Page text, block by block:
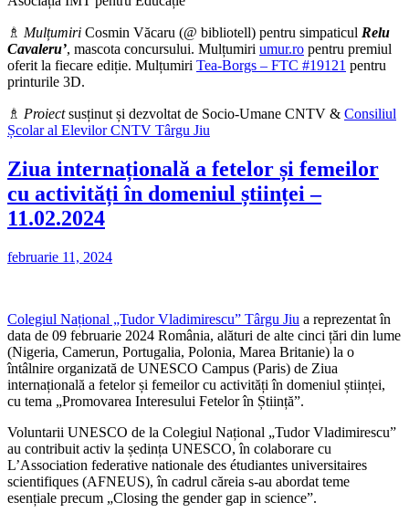
♗ Mulțumiri Cosmin Văcaru (@ bibliotell) pentru simpaticul Relu
Cavaleru’, mascota concursului. Mulțumiri umur.ro pentru premiul
oferit la fiecare ediție. Mulțumiri Tea-Borgs – FTC #19121 pentru
printurile 3D.
♗ Proiectsusținut și dezvoltat de Socio-Umane CNTV & Consiliul
Școlar al Elevilor CNTV Târgu Jiu
Ziua internațională a fetelor și femeilor
cu activități în domeniul științei –
11.02.2024
februarie 11, 2024
Colegiul Național „Tudor Vladimirescu” Târgu Jiu a reprezentat în
data de 09 februarie 2024 România, alături de alte cinci țări din lume
(Nigeria, Camerun, Portugalia, Polonia, Marea Britanie) la o
întâlnire organizată de UNESCO Campus (Paris) de Ziua
internațională a fetelor și femeilor cu activități în domeniul științei,
cu tema „Promovarea Interesului Fetelor în Știință”.
Voluntarii UNESCO de la Colegiul Național „Tudor Vladimirescu”
au contribuit activ la ședința UNESCO, în colaborare cu
L’Association federative nationale des étudiantes universitaires
scientifiques (AFNEUS), în cadrul căreia s-au abordat teme
esențiale precum „Closing the gender gap in science”.